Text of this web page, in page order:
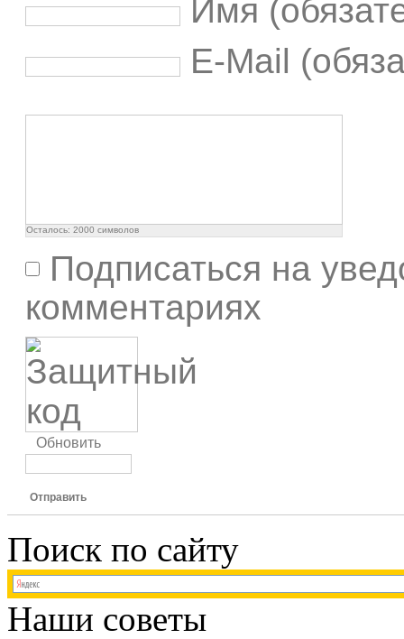
Имя
E-Mail
Осталось: 2000 символов
Подписаться на
комментариях
Обновить
Отправить
Поиск по сайту
Наши советы